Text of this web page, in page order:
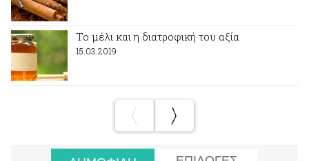
Το μέλι και η διατροφική του αξία
15.03.2019